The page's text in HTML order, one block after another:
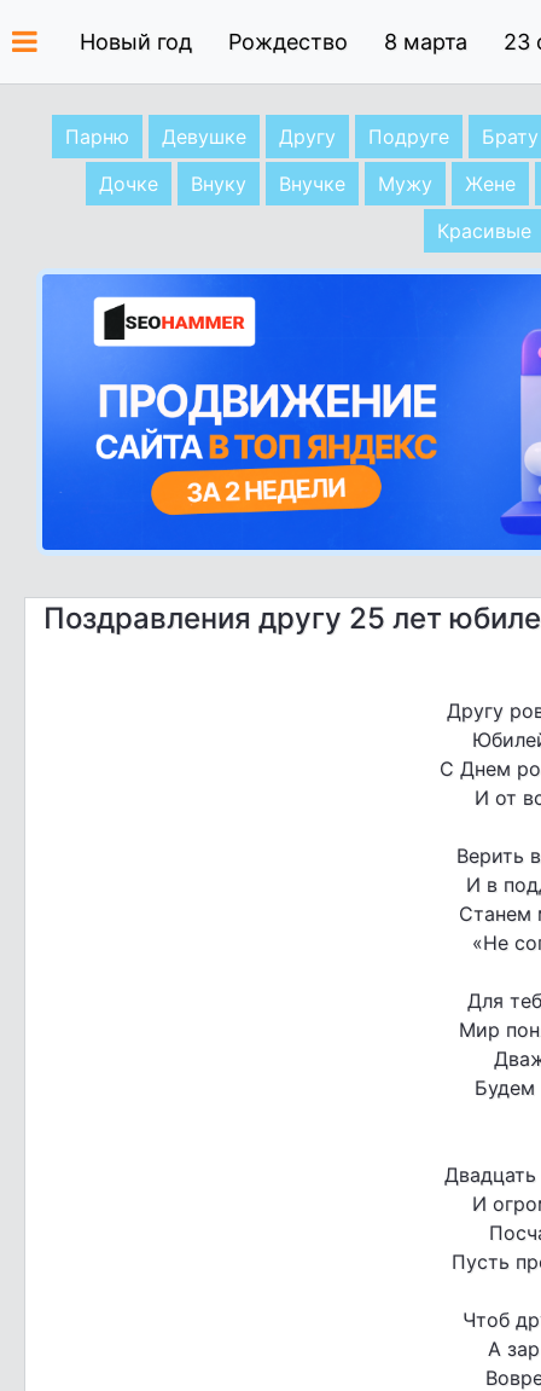
Новый год Рождество 8 марта 23
Парню Девушке Другу Подруге
Брату
Дочке
Внуку Внучке Мужу
Жене
Красивые
Поздравления другу 25 лет
Другу
С Днем
И от
Верить
И в
Станем
«Не
Для
Мир
Будем
И
Пусть
Чтоб
А